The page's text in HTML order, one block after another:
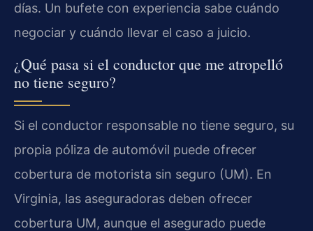
días. Un bufete con experiencia sabe cuándo
negociar y cuándo llevar el caso a juicio.
¿Qué pasa si el conductor que me atropelló
no tiene seguro?
Si el conductor responsable no tiene seguro, su
propia póliza de automóvil puede ofrecer
cobertura de motorista sin seguro (UM). En
Virginia, las aseguradoras deben ofrecer
cobertura UM, aunque el asegurado puede